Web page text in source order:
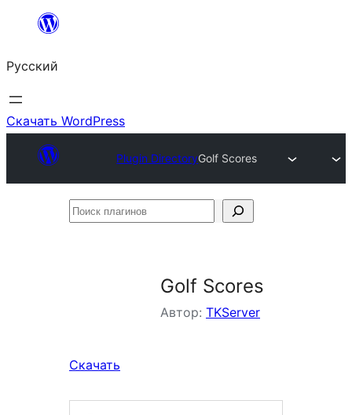
Перейти
содержимому
Русский
Скачать WordPress
Plugin DirectoryGolf Scores
Поиск
Golf Scores
Автор: TKServer
Скачать